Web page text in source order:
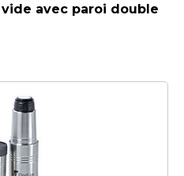
avec paroi double